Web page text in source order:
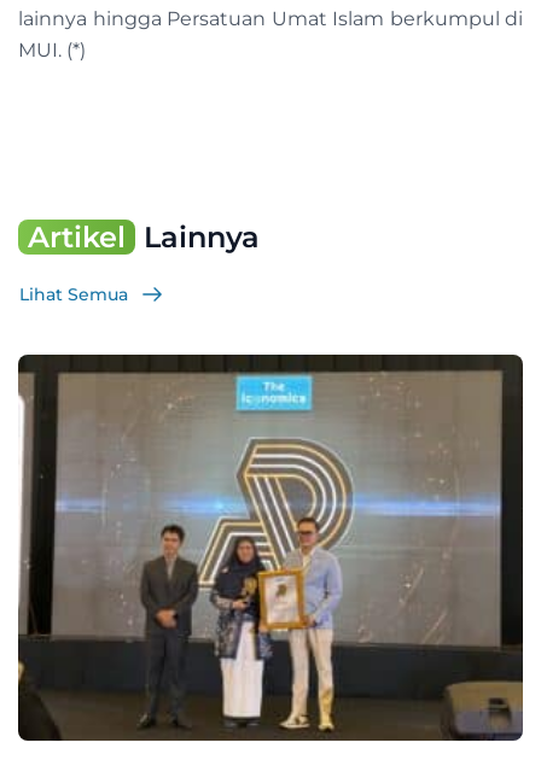
lainnya hingga Persatuan Umat Islam berkumpul di
MUI. (*)
Artikel Lainnya
Lihat Semua